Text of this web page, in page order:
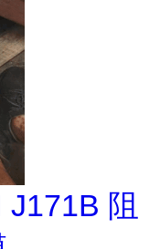
阻